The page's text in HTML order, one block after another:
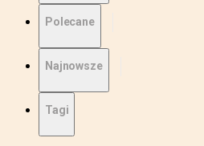
Polecane
Najnowsze
Tagi